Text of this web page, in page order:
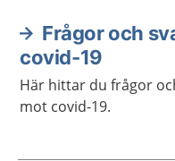
Frågor och
covid-19
Här hittar du frågor
mot covid-19.